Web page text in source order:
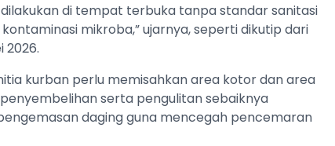
di tempat terbuka tanpa standar sanitasi
mikroba,” ujarnya, seperti dikutip dari
2026.
kurban perlu memisahkan area kotor dan area
serta pengulitan sebaiknya
daging guna mencegah pencemaran